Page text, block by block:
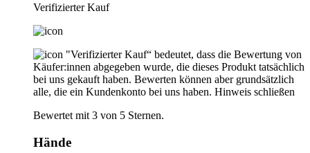
Verifizierter Kauf
"Verifizierter Kauf“ bedeutet, dass die Bewertung von
Käufer:innen abgegeben wurde, die dieses Produkt tatsächlich
bei uns gekauft haben. Bewerten können aber grundsätzlich
alle, die ein Kundenkonto bei uns haben. Hinweis schließen
Bewertet mit 3 von 5 Sternen.
Hände